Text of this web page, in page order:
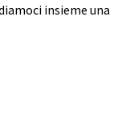
insieme una